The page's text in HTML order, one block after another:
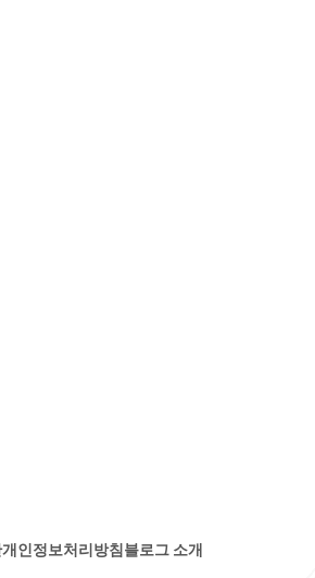
개인정보처리방침 블로그 소개